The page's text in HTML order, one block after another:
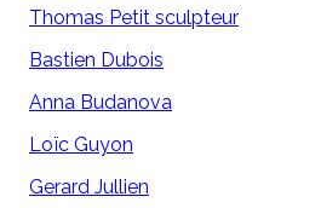
Thomas Petit sculpteur
Bastien Dubois
Anna Budanova
Loïc Guyon
Gerard Jullien